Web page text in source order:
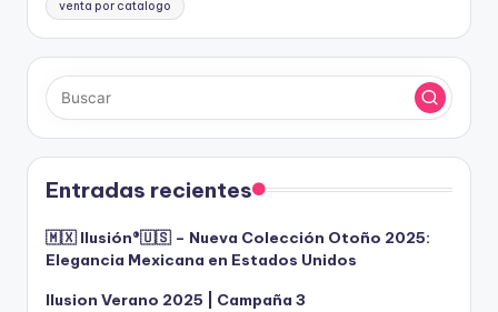
venta por catalogo
Entradas recientes
🇲🇽 Ilusión®️🇺🇸 – Nueva Colección Otoño 2025:
Elegancia Mexicana en Estados Unidos
Ilusion Verano 2025 | Campaña 3